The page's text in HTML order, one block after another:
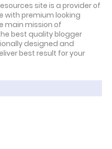
site is a provider of
with premium looking
main mission of
best quality blogger
designed and
best result for your